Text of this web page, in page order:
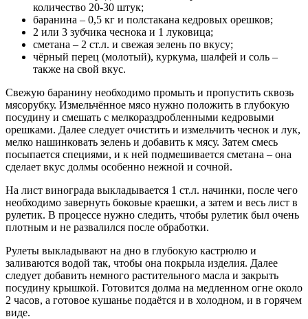
количество 20-30 штук;
баранина – 0,5 кг и полстакана кедровых орешков;
2 или 3 зубчика чеснока и 1 луковица;
сметана – 2 ст.л. и свежая зелень по вкусу;
чёрный перец (молотый), куркума, шалфей и соль –
также на свой вкус.
Свежую баранину необходимо промыть и пропустить сквозь
мясорубку. Измельчённое мясо нужно положить в глубокую
посудину и смешать с мелкораздробленными кедровыми
орешками. Далее следует очистить и измельчить чеснок и лук,
мелко нашинковать зелень и добавить к мясу. Затем смесь
посыпается специями, и к ней подмешивается сметана – она
сделает вкус долмы особенно нежной и сочной.
На лист винограда выкладывается 1 ст.л. начинки, после чего
необходимо завернуть боковые краешки, а затем и весь лист в
рулетик. В процессе нужно следить, чтобы рулетик был очень
плотным и не развалился после обработки.
Рулеты выкладывают на дно в глубокую кастрюлю и
заливаются водой так, чтобы она покрыла изделия. Далее
следует добавить немного растительного масла и закрыть
посудину крышкой. Готовится долма на медленном огне около
2 часов, а готовое кушанье подаётся и в холодном, и в горячем
виде.